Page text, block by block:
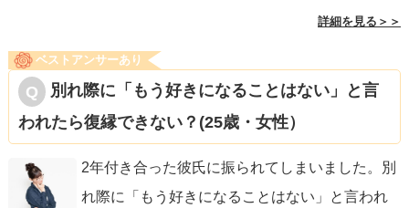
詳細を見る＞＞
ベストアンサーあり
別れ際に「もう好きになることはない」と言
われたら復縁できない？(25歳・女性）
2年付き合った彼氏に振られてしまいました。別
れ際に「もう好きになることはない」と言われ